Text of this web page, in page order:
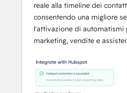
reale alla timeline dei
consentendo una migliore
l'attivazione di automatismi
marketing, vendite e